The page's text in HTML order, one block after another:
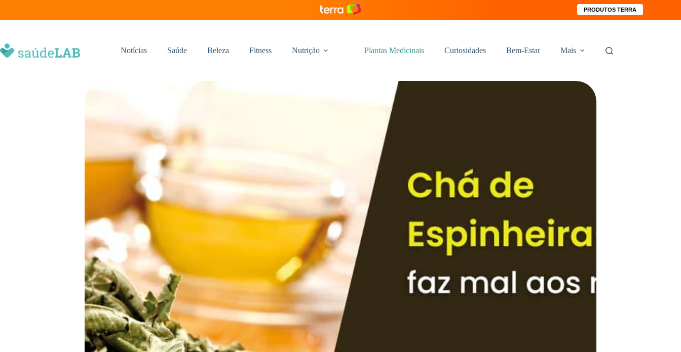
PRODUTOS TERRA
Notícias Saúde Beleza Fitness Nutrição Plantas Medicinais Curiosidades Bem-Estar Mais